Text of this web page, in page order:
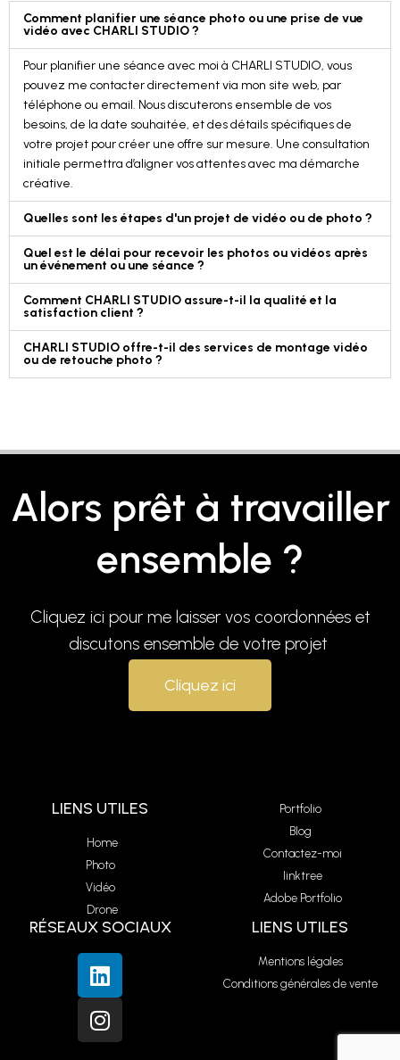
Comment planifier une séance photo ou une prise de vue
vidéo avec CHARLI STUDIO ?
Pour planifier une séance avec moi à CHARLI STUDIO, vous
pouvez me contacter directement via mon site web, par
téléphone ou email. Nous discuterons ensemble de vos
besoins, de la date souhaitée, et des détails spécifiques de
votre projet pour créer une offre sur mesure. Une consultation
initiale permettra d’aligner vos attentes avec ma démarche
créative.
Quelles sont les étapes d'un projet de vidéo ou de photo ?
Quel est le délai pour recevoir les photos ou vidéos après
un événement ou une séance ?
Comment CHARLI STUDIO assure-t-il la qualité et la
satisfaction client ?
CHARLI STUDIO offre-t-il des services de montage vidéo
ou de retouche photo ?
Alors prêt à travailler
ensemble ?
Cliquez ici pour me laisser vos coordonnées et
discutons ensemble de votre projet
Cliquez ici
LIENS UTILES
Home
Photo
Vidéo
Drone
Portfolio
Blog
Contactez-moi
linktree
Adobe Portfolio
RÉSEAUX SOCIAUX LIENS UTILES
Mentions légales
Conditions générales de vente